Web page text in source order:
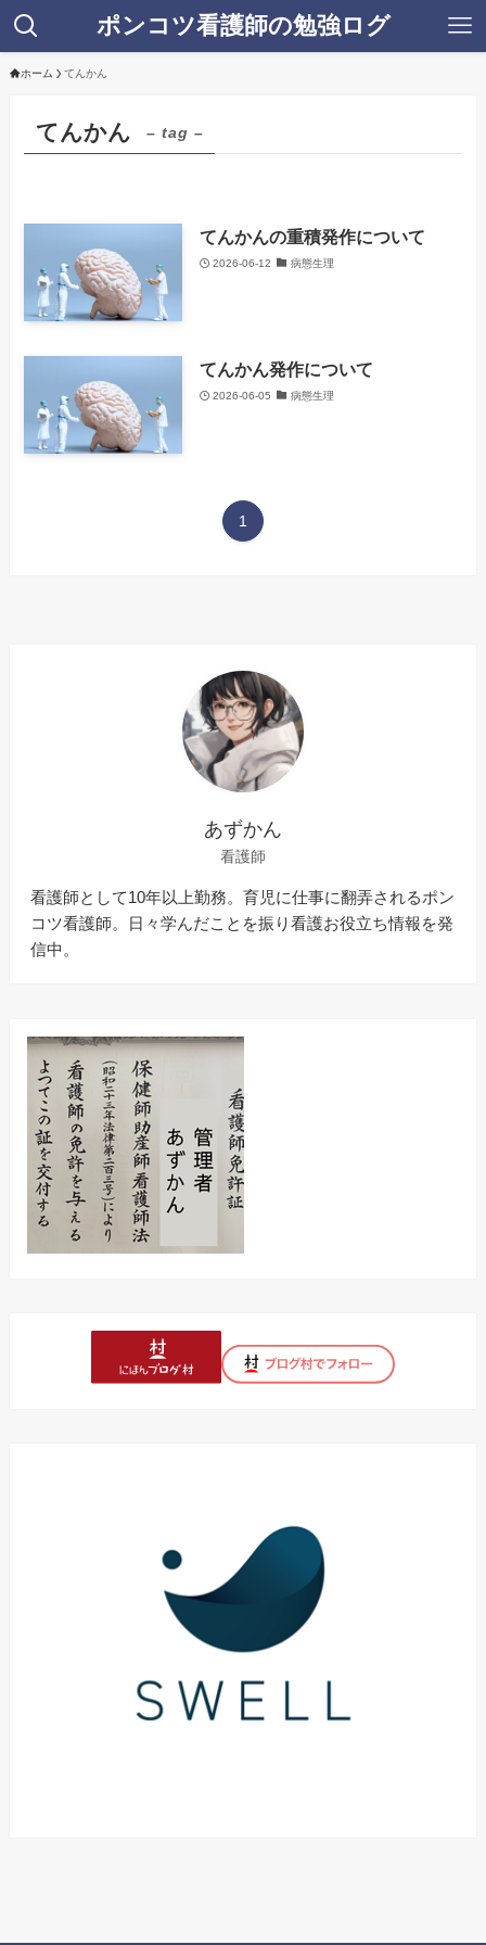
ポンコツ看護師の勉強ログ
ホーム てんかん
てんかん – tag –
てんかんの重積発作について
2026-06-12 病態生理
てんかん発作について
2026-06-05 病態生理
1
あずかん
看護師
看護師として10年以上勤務。育児に仕事に翻弄されるポン
コツ看護師。日々学んだことを振り看護お役立ち情報を発
信中。